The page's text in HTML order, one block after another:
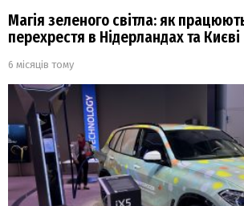
Магія зеленого світла: як
перехрестя в Нідерландах та Києві
6 місяців тому